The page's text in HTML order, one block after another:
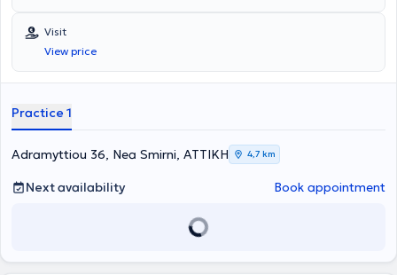
at the Diabetology Clinic of the First Propaedeutic Department of
the University of Athens.
Visit
View price
Practice 1
Adramyttiou 36, Nea Smirni, ΑΤΤΙΚΗ 4,7 km
Next availability Book appointment